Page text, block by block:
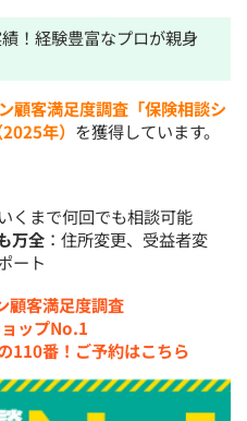
！経験豊富なプロが親身
顧客満足度調査「保険相談シ
年） を獲得しています。
くまで何回でも相談可能
万全 ：住所変更、受益者変
ート
顧客満足度調査
ップNo.1
110番！ご予約はこちら